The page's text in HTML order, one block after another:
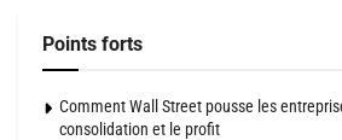
Points forts
Comment Wall Street pousse les
consolidation et le profit